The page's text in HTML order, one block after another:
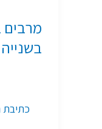
כתיבת
//
משפחה